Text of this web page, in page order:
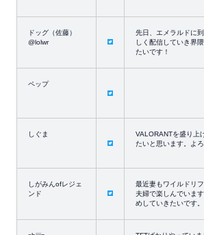
ドッグ（佐藤）
@lolwr
先日、エメラルドに
しく配信していき界
たいです！
ペップ
しぐま
VALORANTを盛り上
たいと思います。よ
しがみんofレジェ
ンド
最近妻もワイルドリ
夫婦で楽しんでいま
めしていきたいです。